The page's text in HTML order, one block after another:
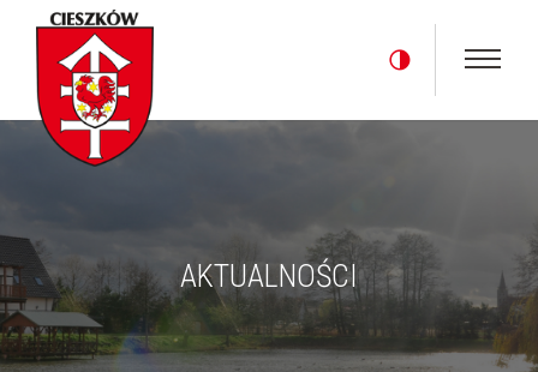
AKTUALNOŚCI